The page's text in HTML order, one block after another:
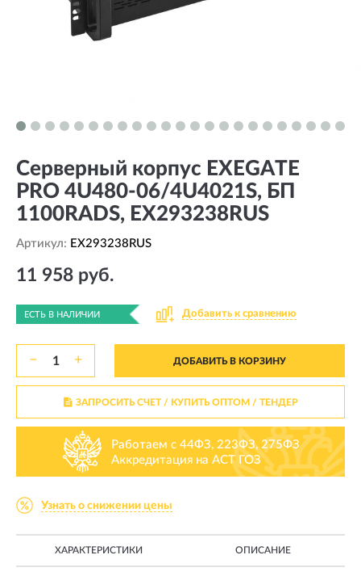
Серверный корпус EXEGATE
PRO 4U480-06/4U4021S, БП
1100RADS, EX293238RUS
Артикул: EX293238RUS
11 958 руб.
ЕСТЬ В НАЛИЧИИ Добавить к сравнению
− + ДОБАВИТЬ В КОРЗИНУ
ЗАПРОСИТЬ СЧЕТ / КУПИТЬ ОПТОМ/ ТЕНДЕР
Работаем с 44ФЗ, 223ФЗ, 275ФЗ
Аккредитация на АСТ ГОЗ
Узнать о снижении цены
ХАРАКТЕРИСТИКИ ОПИСАНИЕ